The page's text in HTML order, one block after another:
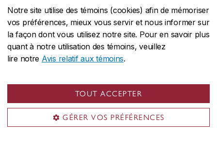
Notre site utilise des témoins (cookies) afin de mémoriser
vos préférences, mieux vous servir et nous informer sur
la façon dont vous utilisez notre site. Pour en savoir plus
quant à notre utilisation des témoins, veuillez
lire notre Avis relatif aux témoins.
TOUT ACCEPTER
GÉRER VOS PRÉFÉRENCES
CENTRALE514-848-2424
URGENCE514-848-3717
Protection et prévention | Accessibilité | Confidentialité
Conditions d'utilisation |
© Université Concordia. Montréal, QC, Canada